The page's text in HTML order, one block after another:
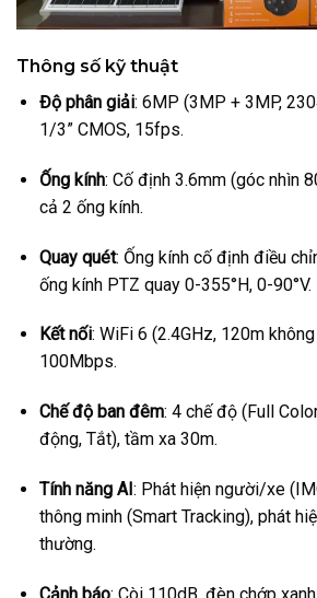
Thông số kỹ thuật
Độ phân giải: 6MP (3MP + 3MP,
1/3” CMOS, 15fps.
Ống kính: Cố định 3.6mm (góc nhìn
cả 2 ống kính.
Quay quét: Ống kính cố định điều
ống kính PTZ quay 0-355°H, 0-90°V.
Kết nối: WiFi 6 (2.4GHz, 120m
100Mbps.
Chế độ ban đêm: 4 chế độ (Full
động, Tắt), tầm xa 30m.
Tính năng AI: Phát hiện người/xe
thông minh (Smart Tracking), phát
thường.